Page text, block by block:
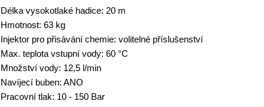
Délka vysokotlaké hadice: 20 m
Hmotnost: 63 kg
Injektor pro přisávání chemie: volitelné příslušenství
Max. teplota vstupní vody: 60 °C
Množství vody: 12,5 l/min
Navíjecí buben: ANO
Pracovní tlak: 10 - 150 Bar